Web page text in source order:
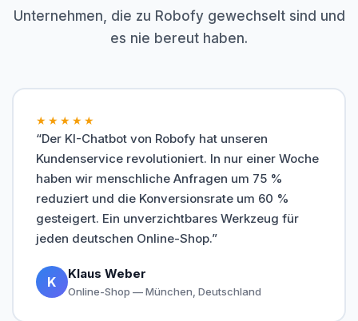
Unternehmen, die zu Robofy gewechselt sind und
es nie bereut haben.
★★★★★
“Der KI-Chatbot von Robofy hat unseren
Kundenservice revolutioniert. In nur einer Woche
haben wir menschliche Anfragen um 75 %
reduziert und die Konversionsrate um 60 %
gesteigert. Ein unverzichtbares Werkzeug für
jeden deutschen Online-Shop.”
K
Klaus Weber
Online-Shop — München, Deutschland